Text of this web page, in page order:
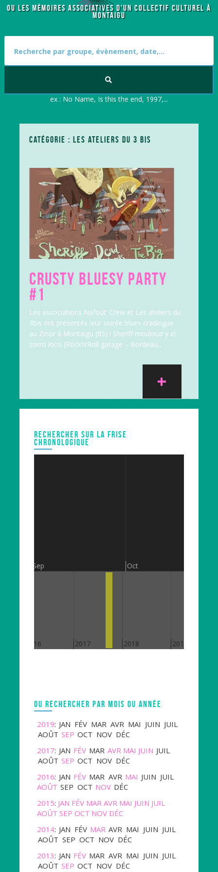
OU LES MÉMOIRES ASSOCIATIVES D'UN COLLECTIF CULTUREL À
MONTAIGU
ex : No Name, Is this the end, 1997,...
CATÉGORIE : LES ATELIERS DU 3 BIS
CRUSTY BLUESY PARTY
#1
Les associations Nafout’ Crew et Les ateliers du
3bis ont présentés leur soirée blues cradingue
au Zinor à Montaigu (85) ! Sheriff mouloud y el
zorro loco (Rock’n’Roll garage – Bordeau...
+
RECHERCHER SUR LA FRISE
CHRONOLOGIQUE
Sep Oct
2016 2017 2018 2019
OU RECHERCHER PAR MOIS OU ANNÉE
2019: JAN FÉV MAR AVR MAI JUIN JUIL
AOÛT SEP OCT NOV DÉC
2017: JAN FÉV MAR AVR MAI JUIN JUIL
AOÛT SEP OCT NOV DÉC
2016: JAN FÉV MAR AVR MAI JUIN JUIL
AOÛT SEP OCT NOV DÉC
2015: JAN FÉV MAR AVR MAI JUIN JUIL
AOÛT SEP OCT NOV DÉC
2014: JAN FÉV MAR AVR MAI JUIN JUIL
AOÛT SEP OCT NOV DÉC
2013: JAN FÉV MAR AVR MAI JUIN JUIL
AOÛT SEP OCT NOV DÉC